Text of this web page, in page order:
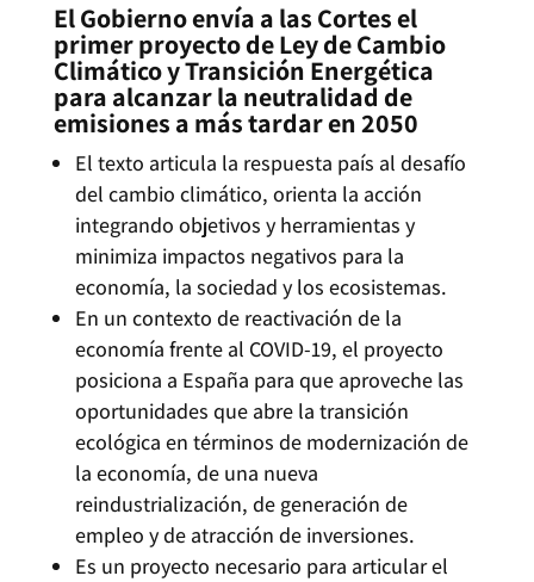
El Gobierno envía a las Cortes el
primer proyecto de Ley de Cambio
Climático y Transición Energética
para alcanzar la neutralidad de
emisiones a más tardar en 2050
El texto articula la respuesta país al desafío
del cambio climático, orienta la acción
integrando objetivos y herramientas y
minimiza impactos negativos para la
economía, la sociedad y los ecosistemas.
En un contexto de reactivación de la
economía frente al COVID-19, el proyecto
posiciona a España para que aproveche las
oportunidades que abre la transición
ecológica en términos de modernización de
la economía, de una nueva
reindustrialización, de generación de
empleo y de atracción de inversiones.
Es un proyecto necesario para articular el